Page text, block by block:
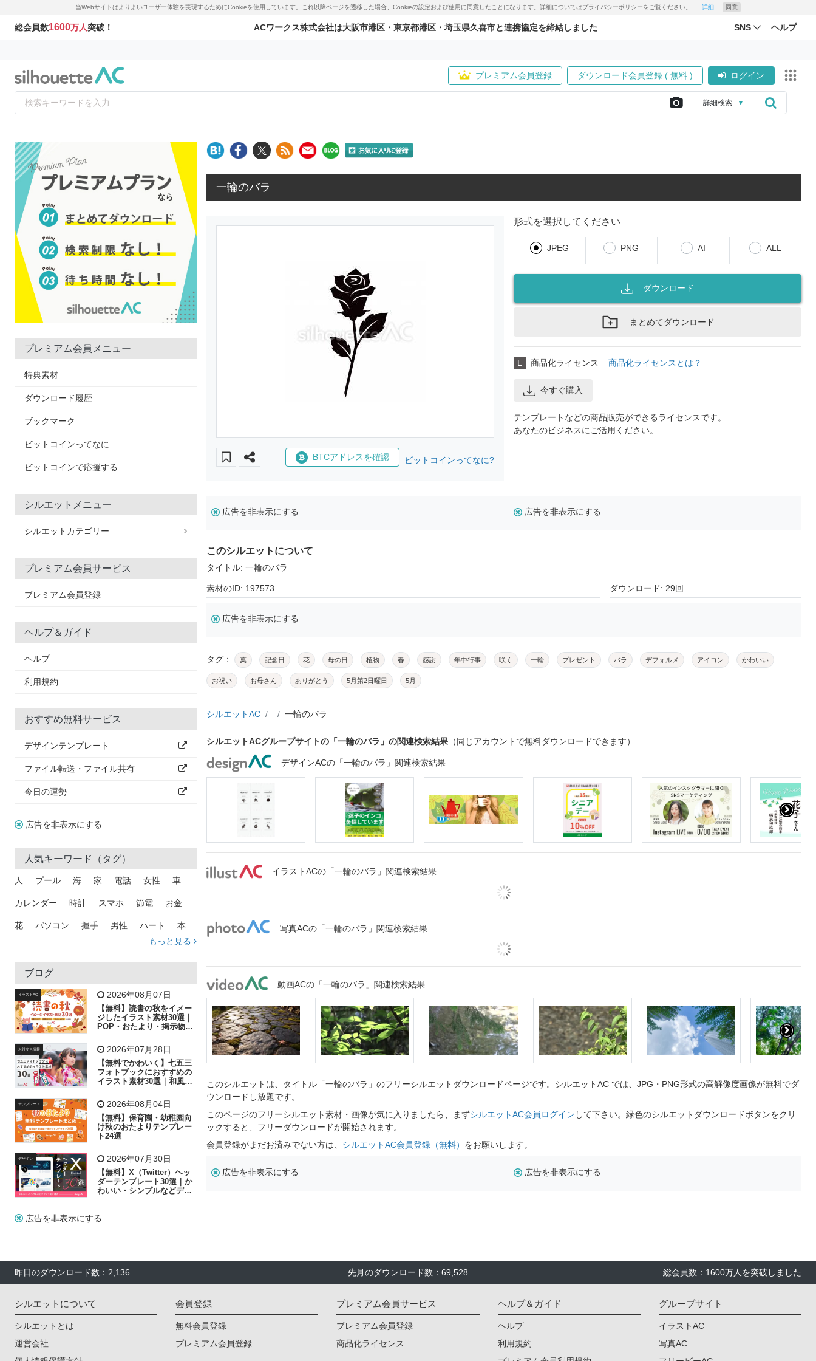
当Webサイトはよりよいユーザー体験を実現するためにCookieを使用しています。これ以降ページを遷移した場合、Cookieの設定および使用に同意したことになります。詳細についてはプライバシーポリシーをご覧ください。 詳細 同意
総会員数1600万人突破！ ACワークス株式会社は大阪市港区・東京都港区・埼玉県久喜市と連携協定を締結しました SNS ヘルプ
プレミアム会員登録 ダウンロード会員登録 ( 無料 ) ログイン
詳細検索 ▼
プレミアム会員メニュー
特典素材
ダウンロード履歴
ブックマーク
ビットコインってなに
ビットコインで応援する
シルエットメニュー
シルエットカテゴリー
プレミアム会員サービス
プレミアム会員登録
ヘルプ＆ガイド
ヘルプ
利用規約
おすすめ無料サービス
デザインテンプレート
ファイル転送・ファイル共有
今日の運勢
広告を非表示にする
人気キーワード（タグ）
人 プール 海 家 電話 女性 車
カレンダー 時計 スマホ 節電 お金
花 パソコン 握手 男性 ハート 本
トラック 木
吹き出し
飛行機 グラフ ビル 魚 家族 書類
歩く 工場 会社 太陽 キラキラ
子供 作業員 葉 相談 ピクトグラム
もっと見る
ブログ
イラストAC 2026年08月07日
【無料】読書の秋をイメー
ジしたイラスト素材30選｜
POP・おたより・掲示物に
お役立ち情報 2026年07月28日
【無料でかわいく】七五三
フォトブックにおすすめの
イラスト素材30選｜和風の
テンプレート 2026年08月04日
【無料】保育園・幼稚園向
け秋のおたよりテンプレー
ト24選
デザイン 2026年07月30日
【無料】X（Twitter）ヘッ
ダーテンプレート30選｜か
わいい・シンプルなどデザ
広告を非表示にする
一輪のバラ
BTCアドレスを確認 ビットコインってなに?
形式を選択してください
JPEG PNG AI ALL
ダウンロード
まとめてダウンロード
L 商品化ライセンス 商品化ライセンスとは？
今すぐ購入
テンプレートなどの商品販売ができるライセンスです。
あなたのビジネスにご活用ください。
広告を非表示にする 広告を非表示にする
このシルエットについて
タイトル: 一輪のバラ
素材のID: 197573 ダウンロード: 29回
広告を非表示にする
タグ： 葉 記念日 花 母の日 植物 春 感謝 年中行事 咲く 一輪 プレゼント バラ デフォルメ アイコン かわいい
お祝い お母さん ありがとう 5月第2日曜日 5月
シルエットAC 一輪のバラ
シルエットACグループサイトの「一輪のバラ」の関連検索結果 （同じアカウントで無料ダウンロードできます）
デザインACの「一輪のバラ」関連検索結果
イラストACの「一輪のバラ」関連検索結果
写真ACの「一輪のバラ」関連検索結果
動画ACの「一輪のバラ」関連検索結果
このシルエットは、タイトル「一輪のバラ」のフリーシルエットダウンロードページです。シルエットAC では、JPG・PNG形式の高解像度画像が無料でダ
ウンロードし放題です。
このページのフリーシルエット素材・画像が気に入りましたら、まずシルエットAC会員ログイン して下さい。緑色のシルエットダウンロードボタンをクリ
ックすると、フリーダウンロードが開始されます。
会員登録がまだお済みでない方は、 シルエットAC会員登録（無料） をお願いします。
広告を非表示にする 広告を非表示にする
昨日のダウンロード数：2,136 先月のダウンロード数：69,528 総会員数：1600万人を突破しました
シルエットについて
シルエットとは
運営会社
会員登録
無料会員登録
プレミアム会員登録
プレミアム会員サービス
プレミアム会員登録
商品化ライセンス
ヘルプ＆ガイド
ヘルプ
利用規約
グループサイト
イラストAC
写真AC